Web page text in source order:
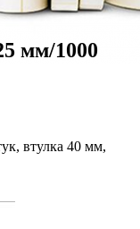
мм/1000
втулка 40 мм,